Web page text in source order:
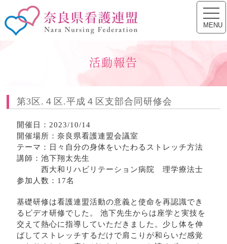
奈良県看護連盟
MENU
活動報告
第3区.４区.平成４区支部合同研修会
開催日：2023/10/14
開催場所：奈良県看護連盟会議室
テーマ：日々自分の身体をいたわるストレッチ方法
講師：池下翔太先生
西大和リハビリテーション病院 理学療法士
参加人数：17名
基礎研修は看護連盟活動の意義と使命を再認識でき
るビデオ研修でした。 池下先生からは座学と実技を
交えて熱心に指導していただきました。少し体を伸
ばしてストレッチするだけで肩こりが和らいだ感覚